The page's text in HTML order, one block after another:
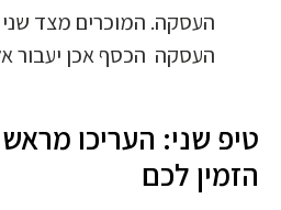
העסקה. המוכרים מצד שני
העסקה הכסף אכן יעבור
טיפ שני: העריכו מראש
הזמין לכם